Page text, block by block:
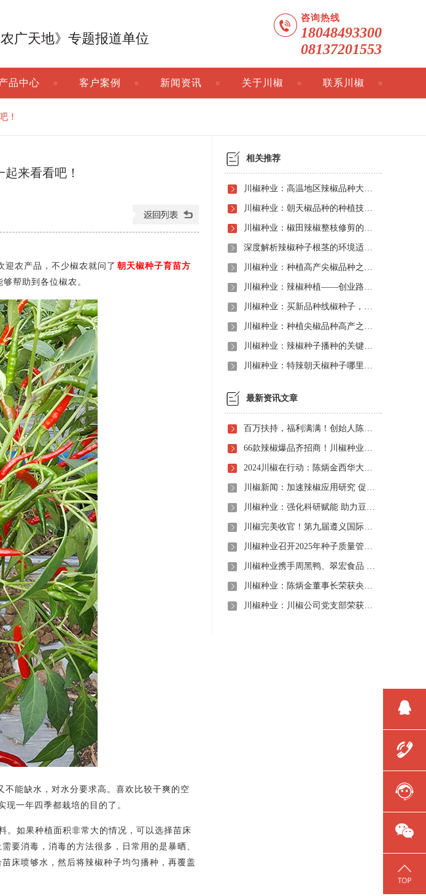
广天地》专题报道单位
咨询热线
18048493300
08137201553
品中心 客户案例 新闻资讯 关于川椒 联系川椒
！
来看看吧！
农产品，不少椒农就问了 朝天椒种子育苗方
帮助到各位椒农。
能缺水，对水分要求高。喜欢比较干爽的空
一年四季都栽培的目的了。
。如果种植面积非常大的情况，可以选择苗床
要消毒，消毒的方法很多，日常用的是暴晒、
床喷够水，然后将辣椒种子均匀播种，再覆盖
相关推荐
川椒种业：高温地区辣椒品种大田精细化管理指南
川椒种业：朝天椒品种的种植技术有哪些？
川椒种业：椒田辣椒整枝修剪的作用
深度解析辣椒种子根茎的环境适应性及栽培要点——川椒种业
川椒种业：种植高产尖椒品种之精细化田间管理
川椒种业：辣椒种植——创业路上的明智之选
川椒种业：买新品种线椒种子，川椒种业值得信赖
川椒种业：种植尖椒品种高产之培育壮苗是关键
川椒种业：辣椒种子播种的关键要素
川椒种业：特辣朝天椒种子哪里找，川椒种业给你选择！
最新资讯文章
百万扶持，福利满满！创始人陈炳金先生辣椒育种40周年暨首届线上产品观摩招商会即将启动！
66款辣椒爆品齐招商！川椒种业首届线上观摩招商会竟有如此劲爆政策，诱人福利！
2024川椒在行动：陈炳金西华大学交流之旅
川椒新闻：加速辣椒应用研究 促进辣椒产业振兴
川椒种业：强化科研赋能 助力豆瓣产业高质量发展
川椒完美收官！第九届遵义国际辣椒博览会圆满落幕——川椒种业
川椒种业召开2025年种子质量管理自查会 严把质量关筑牢种业发展根基
川椒种业携手周黑鸭、翠宏食品 共启卤味专用辣椒定制新时代
川椒种业：陈炳金董事长荣获央视评选“2020年度最美退役军人”称号
川椒种业：川椒公司党支部荣获“优秀党组织称号”